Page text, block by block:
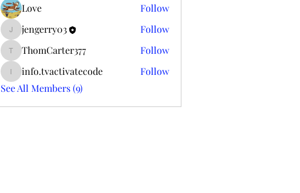
Love
Follow
jengerry03
jengerry03 Follow
ThomCarter377
ThomCarter377 Follow
info.tvactivatecode
info.tvactivatecode
Follow
See All Members (9)